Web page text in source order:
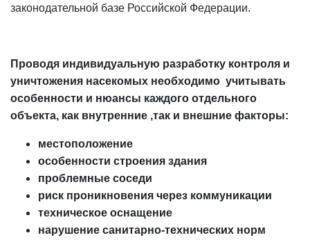
законодательной базе Российской Федерации.
Проводя индивидуальную разработку контроля и
уничтожения насекомых необходимо учитывать
особенности и нюансы каждого отдельного
объекта, как внутренние ,так и внешние факторы:
местоположение
особенности строения здания
проблемные соседи
риск проникновения через коммуникации
техническое оснащение
нарушение санитарно-технических норм